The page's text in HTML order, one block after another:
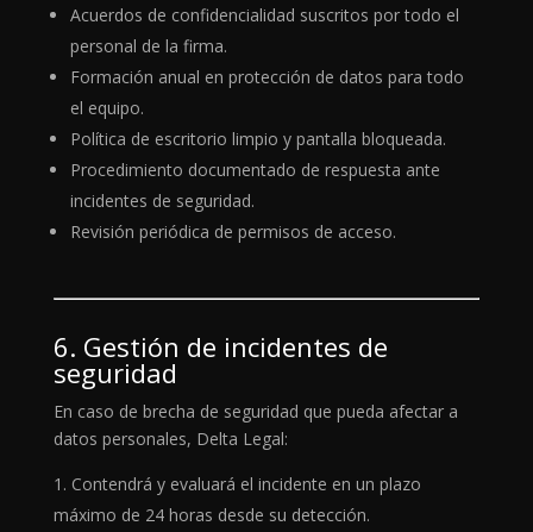
Acuerdos de confidencialidad suscritos por todo el
personal de la firma.
Formación anual en protección de datos para todo
el equipo.
Política de escritorio limpio y pantalla bloqueada.
Procedimiento documentado de respuesta ante
incidentes de seguridad.
Revisión periódica de permisos de acceso.
6. Gestión de incidentes de
seguridad
En caso de brecha de seguridad que pueda afectar a
datos personales, Delta Legal:
Contendrá y evaluará el incidente en un plazo
máximo de 24 horas desde su detección.